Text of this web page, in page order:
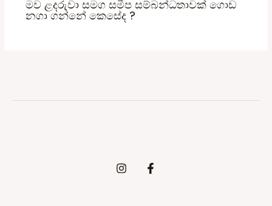
මව ළදරුවා සමග සමීප සම්බන්ධතාවක් ගොඩ
නගා ගන්නේ කෙසේද ?